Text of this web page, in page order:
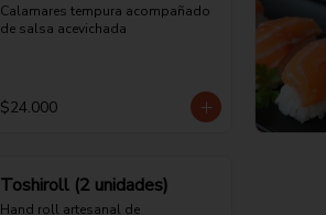
Calamares tempura acompañado
de salsa acevichada
$24.000
Toshiroll (2 unidades)
Hand roll artesanal de